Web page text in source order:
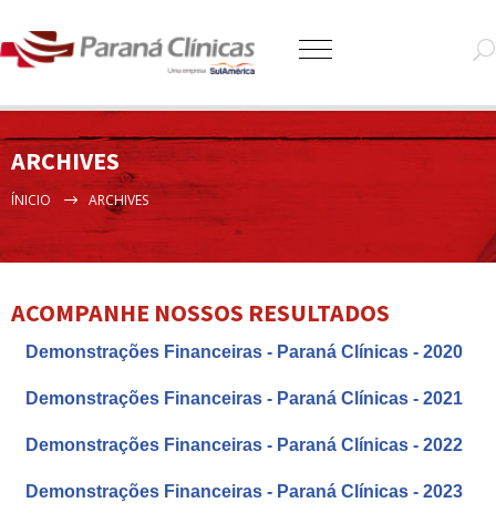
ARCHIVES
ÍNICIO ARCHIVES
ACOMPANHE NOSSOS RESULTADOS
Demonstrações Financeiras - Paraná Clínicas - 2020
Demonstrações Financeiras - Paraná Clínicas - 2021
Demonstrações Financeiras - Paraná Clínicas - 2022
Demonstrações Financeiras - Paraná Clínicas - 2023